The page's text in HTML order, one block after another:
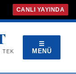
CANLI YAYINDA
TEK
☰
MENÜ